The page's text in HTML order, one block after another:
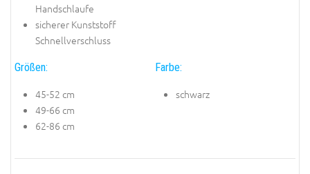
Handschlaufe
sicherer Kunststoff
Schnellverschluss
Größen:
45-52 cm
49-66 cm
62-86 cm
Farbe:
schwarz